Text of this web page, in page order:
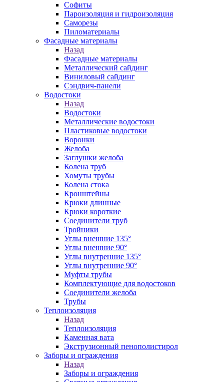
Софиты
Пароизоляция и гидроизоляция
Саморезы
Пиломатериалы
Фасадные материалы
Назад
Фасадные материалы
Металлический сайдинг
Виниловый сайдинг
Сэндвич-панели
Водостоки
Назад
Водостоки
Металлические водостоки
Пластиковые водостоки
Воронки
Желоба
Заглушки желоба
Колена труб
Хомуты трубы
Колена стока
Кронштейны
Крюки длинные
Крюки короткие
Соединители труб
Тройники
Углы внешние 135°
Углы внешние 90°
Углы внутренние 135°
Углы внутренние 90°
Муфты трубы
Комплектующие для водостоков
Соединители желоба
Трубы
Теплоизоляция
Назад
Теплоизоляция
Каменная вата
Экструзионный пенополистирол
Заборы и ограждения
Назад
Заборы и ограждения